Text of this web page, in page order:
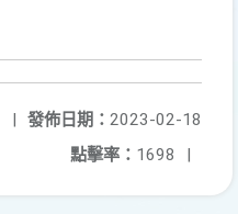
發佈日期： 2023-02-18
|
點擊率： 1698 |